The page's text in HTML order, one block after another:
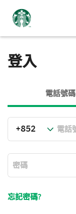
登入
電話號碼
忘記密碼?